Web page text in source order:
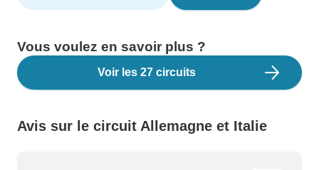
Vous voulez en savoir plus ?
Voir les 27 circuits
Avis sur le circuit Allemagne et Italie